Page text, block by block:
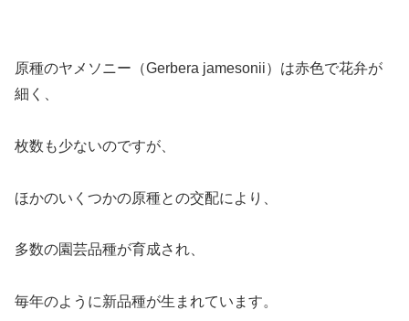
原種のヤメソニー（Gerbera jamesonii）は赤色で花弁が
細く、
枚数も少ないのですが、
ほかのいくつかの原種との交配により、
多数の園芸品種が育成され、
毎年のように新品種が生まれています。